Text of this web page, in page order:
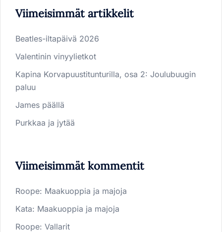
Viimeisimmät artikkelit
Beatles-iltapäivä 2026
Valentinin vinyylietkot
Kapina Korvapuustitunturilla, osa 2: Joulubuugin
paluu
James päällä
Purkkaa ja jytää
Viimeisimmät kommentit
Roope: Maakuoppia ja majoja
Kata: Maakuoppia ja majoja
Roope: Vallarit